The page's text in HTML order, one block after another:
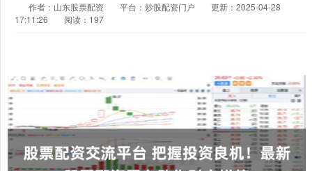
作者：山东股票配资 平台：炒股配资门户
更新：2025-04-28
17:11:26
阅读：197